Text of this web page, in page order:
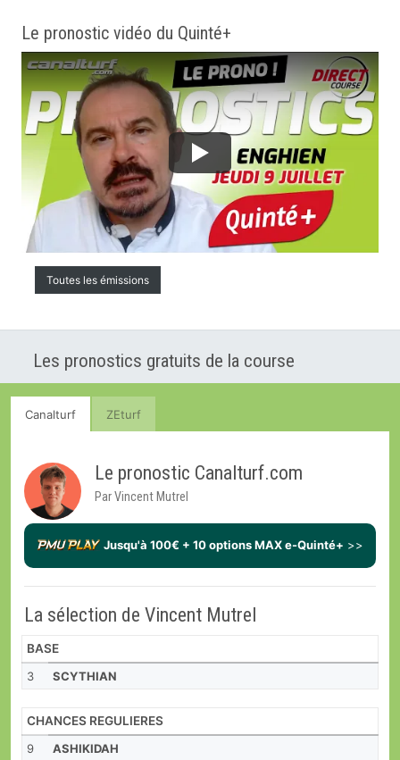
Le pronostic vidéo du Quinté+
Toutes les émissions
Les pronostics gratuits de la course
Canalturf ZEturf
Le pronostic Canalturf.com
Par Vincent Mutrel
Jusqu'à 100€ + 10 options MAX e-Quinté+ >>
La sélection de Vincent Mutrel
BASE
3
SCYTHIAN
CHANCES REGULIERES
9
ASHIKIDAH